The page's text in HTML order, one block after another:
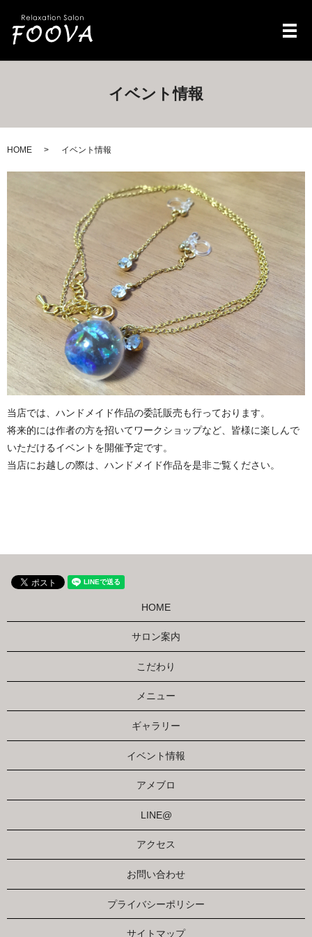
メ
イベント情報
HOME イベント情報
当店では、ハンドメイド作品の委託販売も行っております。
将来的には作者の方を招いてワークショップなど、 皆様に楽しんで
いただけるイベントを開催予定です。
当店にお越しの際は、ハンドメイド作品を是非ご覧ください。
HOME
サロン案内
こだわり
メニュー
ギャラリー
イベント情報
アメブロ
LINE@
アクセス
お問い合わせ
プライバシーポリシー
サイトマップ